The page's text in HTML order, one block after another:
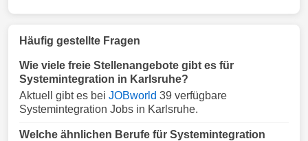
Häufig gestellte Fragen
Wie viele freie Stellenangebote gibt es für
Systemintegration in Karlsruhe?
Aktuell gibt es bei JOBworld 39 verfügbare
Systemintegration Jobs in Karlsruhe.
Welche ähnlichen Berufe für Systemintegration